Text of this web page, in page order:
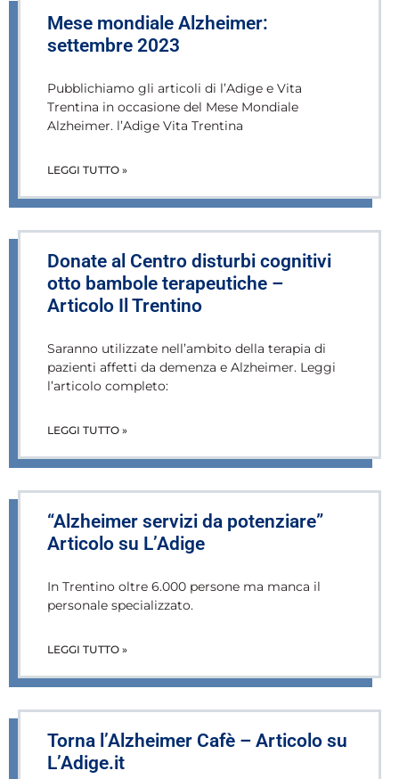
Mese mondiale Alzheimer:
settembre 2023
Pubblichiamo gli articoli di l’Adige e Vita
Trentina in occasione del Mese Mondiale
Alzheimer. l’Adige Vita Trentina
LEGGI TUTTO »
Donate al Centro disturbi cognitivi
otto bambole terapeutiche –
Articolo Il Trentino
Saranno utilizzate nell’ambito della terapia di
pazienti affetti da demenza e Alzheimer. Leggi
l’articolo completo:
LEGGI TUTTO »
“Alzheimer servizi da potenziare”
Articolo su L’Adige
In Trentino oltre 6.000 persone ma manca il
personale specializzato.
LEGGI TUTTO »
Torna l’Alzheimer Cafè – Articolo su
L’Adige.it